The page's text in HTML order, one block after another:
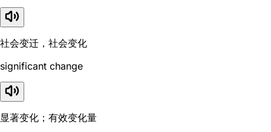
社会变迁，社会变化
significant change
显著变化；有效变化量